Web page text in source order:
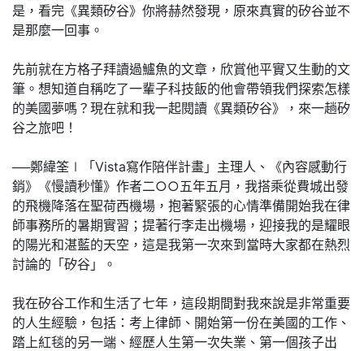
是，看完《異類矽谷》你將赫然發現，原來真實的矽谷並不
是那麼一回事。
先前就在方格子拜讀過鱸魚的文章，欣賞他平實又生動的文
筆。想知道自稱吃了一輩子科技飯的他會帶領我們探索怎樣
的美國夢嗎？現在就和我一起閱讀《異類矽谷》，來一趟矽
谷之旅吧！
──鄭緯筌∣「Vista寫作陪伴計畫」主理人、《內容感動行
銷》《慢讀秒懂》作者二○○五年五月，我搭乘從費城出發
的飛機降落在聖荷西機場，抱著緊張的心情準備開始我在律
師事務所的暑期實習；提著行李走出機場，迎接我的是耀眼
的陽光和湛藍的天空，這是我第一次來到當時大家都在熱烈
討論的「矽谷」。
我在矽谷工作和生活了七年，這段期間對我來說是非常重要
的人生經驗，包括：考上律師、開始第一份在美國的工作、
踏上紅毯的另一端、經歷人生第一次失業、第一個孩子出